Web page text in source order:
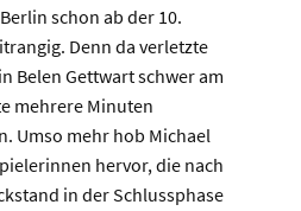
schon ab der 10.
Denn da verletzte
Belen Gettwart schwer am
mehrere Minuten
Umso mehr hob Michael
hervor, die nach
in der Schlussphase